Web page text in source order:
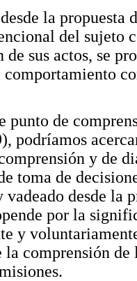
la propuesta
del sujeto
de sus actos, se
punto de
podríamos
y de
toma de
vadeado desde la
por la
y
la comprensión